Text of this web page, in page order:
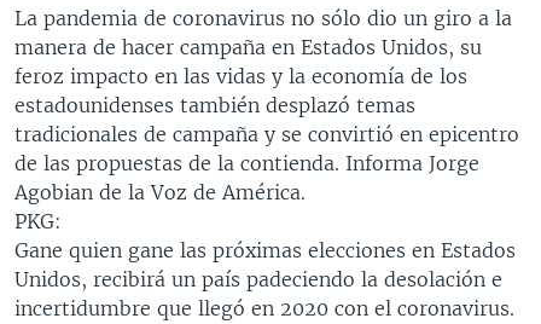
CIENCIA Y SALUD
VISIÓN 360
LAS CLAVES
PANORAMA
AUDIONOTICIAS
BUENOS DÍAS AMÉRICA
ESTADOS UNIDOS AL DÍA
EL MUNDO AL DÍA [RADIO]
FORO [RADIO]
DEPORTIVO INTERNACIONAL
NOTA ECONÓMICA
DOCUMENTALES DE LA VOA
Learning English
SÍGANOS
Idiomas
La pandemia de coronavirus no sólo dio un giro a la
manera de hacer campaña en Estados Unidos, su
feroz impacto en las vidas y la economía de los
estadounidenses también desplazó temas
tradicionales de campaña y se convirtió en epicentro
de las propuestas de la contienda. Informa Jorge
Agobian de la Voz de América.
PKG:
Gane quien gane las próximas elecciones en Estados
Unidos, recibirá un país padeciendo la desolación e
incertidumbre que llegó en 2020 con el coronavirus.